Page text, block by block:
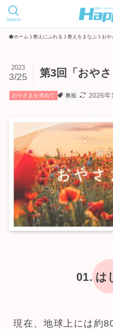
Search
ホーム 教えにふれる 教えをまなぶ おや
第3回「おやさ
2023
3/25
おやさまを求めて 教祖 2026年
01. は
現在、地球上には約